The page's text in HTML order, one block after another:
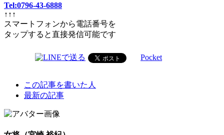
Tel:0796-43-6888
↑↑↑
スマートフォンから電話番号を
タップすると直接発信可能です
Pocket
following
tabs
change
content
この記事を書いた人
最新の記事